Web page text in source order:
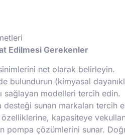
Edilmesi Gerekenler
net olarak belirleyin.
bulundurun (kimyasal
sağlayan modelleri tercih edin.
sunan markaları tercih
kapasiteye
çözümlerini sunar.